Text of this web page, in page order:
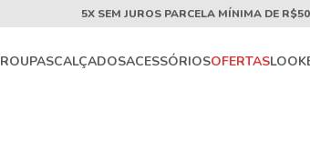
5X SEM JUROS PARCELA MÍNIMA DE R$50
ROUPASCALÇADOSACESSÓRIOSOFERTAS